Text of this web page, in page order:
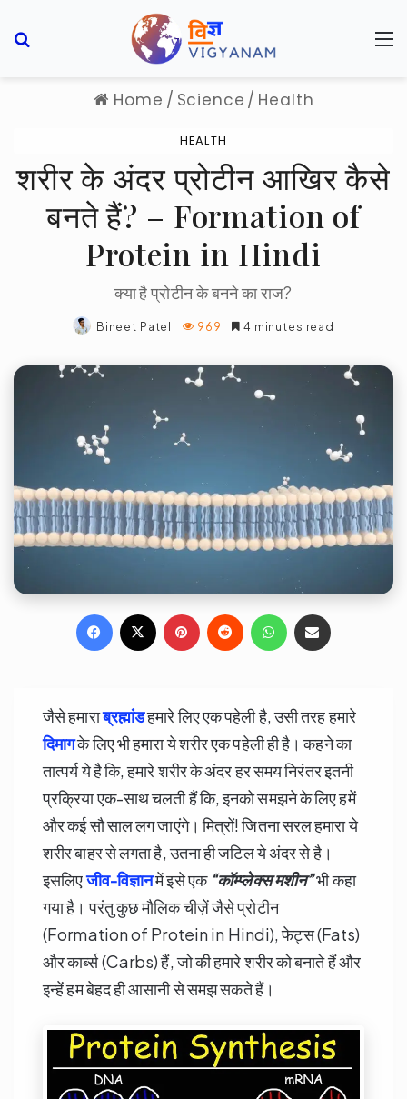
Home / Science / Health
HEALTH
शरीर के अंदर प्रोटीन आखिर कैसे
बनते हैं? – Formation of
Protein in Hindi
क्या है प्रोटीन के बनने का राज?
Bineet Patel 969 4 minutes read
Facebook Pinterest
Reddit WhatsApp
जैसे हमाराब्रह्मांडहमारे लिए एक पहेली है, उसी तरह हमारे
दिमागके लिए भी हमारा ये शरीर एक पहेली ही है। कहने का
तात्पर्य ये है कि, हमारे शरीर के अंदर हर समय निरंतर इतनी
प्रक्रिया एक-साथ चलती हैं कि, इनको समझने के लिए हमें
और कई सौ साल लग जाएंगे। मित्रों! जितना सरल हमारा ये
शरीर बाहर से लगता है, उतना ही जटिल ये अंदर से है।
इसलिएजीव-विज्ञानमें इसे एक “कॉम्प्लेक्स मशीन”भी कहा
गया है। परंतु कुछ मौलिक चीज़ें जैसे प्रोटीन
(Formation of Protein in Hindi), फेट्स (Fats)
और कार्ब्स (Carbs) हैं, जो की हमारे शरीर को बनाते हैं और
इन्हें हम बेहद ही आसानी से समझ सकते हैं।